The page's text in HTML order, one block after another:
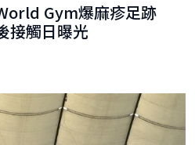
Gym爆麻疹足跡
接觸日曝光